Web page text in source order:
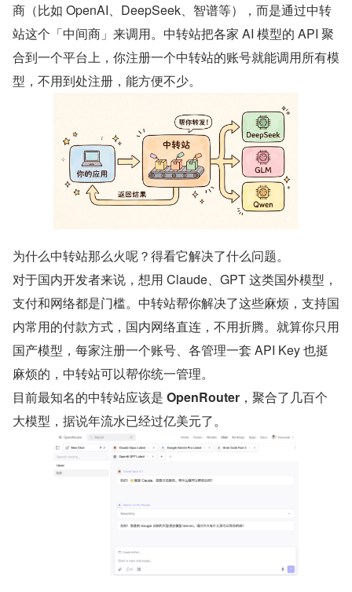
商（比如 OpenAI、DeepSeek、智谱等），而是通过中转
站这个「中间商」来调用。中转站把各家 AI 模型的 API 聚
合到一个平台上，你注册一个中转站的账号就能调用所有模
型，不用到处注册，能方便不少。
为什么中转站那么火呢？得看它解决了什么问题。
对于国内开发者来说，想用 Claude、GPT 这类国外模型，
支付和网络都是门槛。中转站帮你解决了这些麻烦，支持国
内常用的付款方式，国内网络直连，不用折腾。就算你只用
国产模型，每家注册一个账号、各管理一套 API Key 也挺
麻烦的，中转站可以帮你统一管理。
目前最知名的中转站应该是 OpenRouter ，聚合了几百个
大模型，据说年流水已经过亿美元了。